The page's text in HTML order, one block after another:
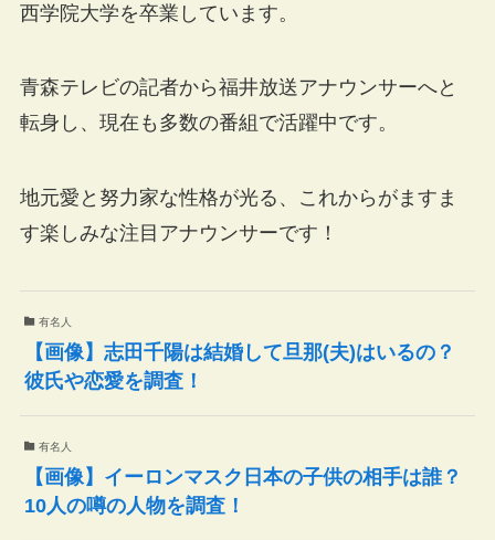
西学院大学を卒業しています。
青森テレビの記者から福井放送アナウンサーへと
転身し、現在も多数の番組で活躍中です。
地元愛と努力家な性格が光る、これからがますま
す楽しみな注目アナウンサーです！
有名人
【画像】志田千陽は結婚して旦那(夫)はいるの？
彼氏や恋愛を調査！
有名人
【画像】イーロンマスク日本の子供の相手は誰？
10人の噂の人物を調査！